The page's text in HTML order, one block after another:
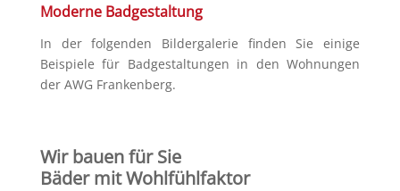
Moderne Badgestaltung
In der folgenden Bildergalerie finden Sie einige
Beispiele für Badgestaltungen in den Wohnungen
der AWG Frankenberg.
Wir bauen für Sie
Bäder mit Wohlfühlfaktor